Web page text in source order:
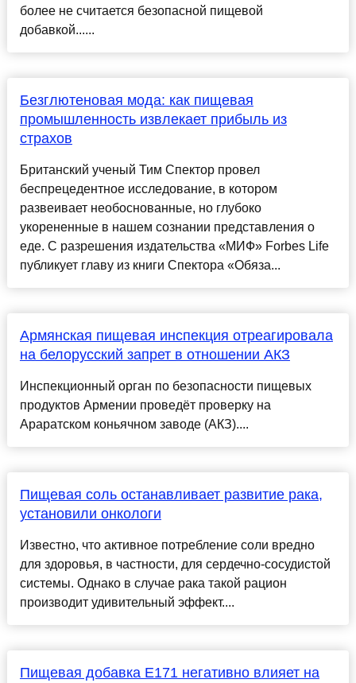
более не считается безопасной пищевой
добавкой......
Безглютеновая мода: как пищевая
промышленность извлекает прибыль из
страхов
Британский ученый Тим Спектор провел
беспрецедентное исследование, в котором
развеивает необоснованные, но глубоко
укорененные в нашем сознании представления о
еде. C разрешения издательства «МИФ» Forbes Life
публикует главу из книги Спектора «Обяза...
Армянская пищевая инспекция отреагировала
на белорусский запрет в отношении АКЗ
Инспекционный орган по безопасности пищевых
продуктов Армении проведëт проверку на
Араратском коньячном заводе (АКЗ)....
Пищевая соль останавливает развитие рака,
установили онкологи
Известно, что активное потребление соли вредно
для здоровья, в частности, для сердечно-сосудистой
системы. Однако в случае рака такой рацион
производит удивительный эффект....
Пищевая добавка Е171 негативно влияет на